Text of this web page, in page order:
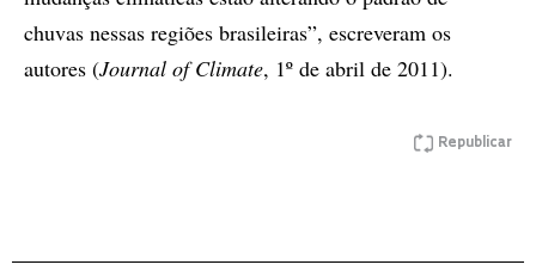
chuvas nessas regiões brasileiras”, escreveram os
autores (Journal of Climate, 1º de abril de 2011).
Republicar